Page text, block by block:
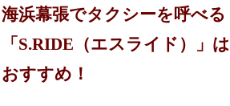
海浜幕張でタクシーを呼べる
「S.RIDE（エスライド）」は
おすすめ！